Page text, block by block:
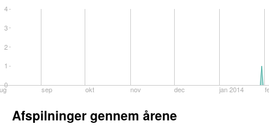
sep okt nov dec jan 2014
0
1
2
3
4
Afspilninger gennem årene